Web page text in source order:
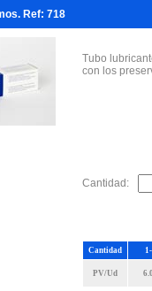
Ref: 718
Tubo
con los
Cantidad
PV/Ud
Cantidad: